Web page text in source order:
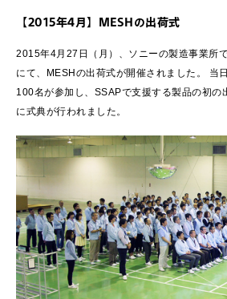
【2015年4月】MESHの出荷式
2015年4月27日（月）、ソニーの製造事業所
にて、MESHの出荷式が開催されました。 当
100名が参加し、SSAPで支援する製品の初の
に式典が行われました。